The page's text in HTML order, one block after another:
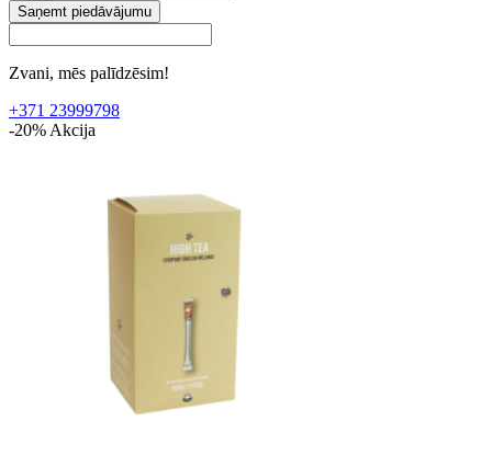
Saņemt piedāvājumu
Zvani, mēs palīdzēsim!
+371 23999798
-20% Akcija